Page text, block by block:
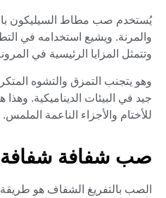
يُستخدم صب مطاط السيليكون
والمرنة. ويشيع استخدامه في
وتتمثل المزايا الرئيسية في
وهو يتجنب التمزق والتشوه
جيد في البيئات الديناميكية.
للأختام والأجزاء الناعمة الملمس.
صب شفافة شفافة
الصب بالتفريغ الشفاف هو